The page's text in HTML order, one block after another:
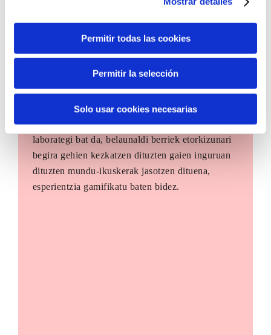
Permitir todas las cookies
Permitir la selección
Solo usar cookies necesarias
The Future Game
The Future Game gazteen parte-hartzerako
laborategi bat da, belaunaldi berriek etorkizunari
begira gehien kezkatzen dituzten gaien inguruan
dituzten mundu-ikuskerak jasotzen dituena,
esperientzia gamifikatu baten bidez.